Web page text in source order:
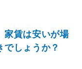
家賃は安いが場
しょうか？